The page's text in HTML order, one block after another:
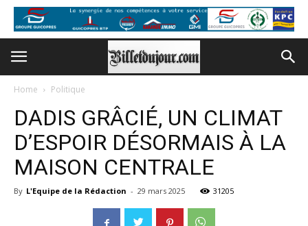
Home Politique
DADIS GRÂCIÉ, UN CLIMAT
D’ESPOIR DÉSORMAIS À LA
MAISON CENTRALE
By L'Equipe de la Rédaction - 29 mars 2025 31205